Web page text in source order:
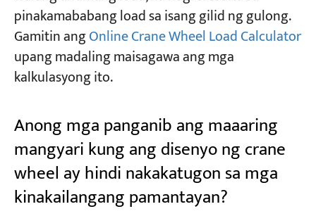
pinakamababang load sa isang gilid ng gulong.
Gamitin angOnline Crane Wheel Load Calculator
upang madaling maisagawa ang mga
kalkulasyong ito.
Anong mga panganib ang maaaring
mangyari kung ang disenyo ng crane
wheel ay hindi nakakatugon sa mga
kinakailangang pamantayan?